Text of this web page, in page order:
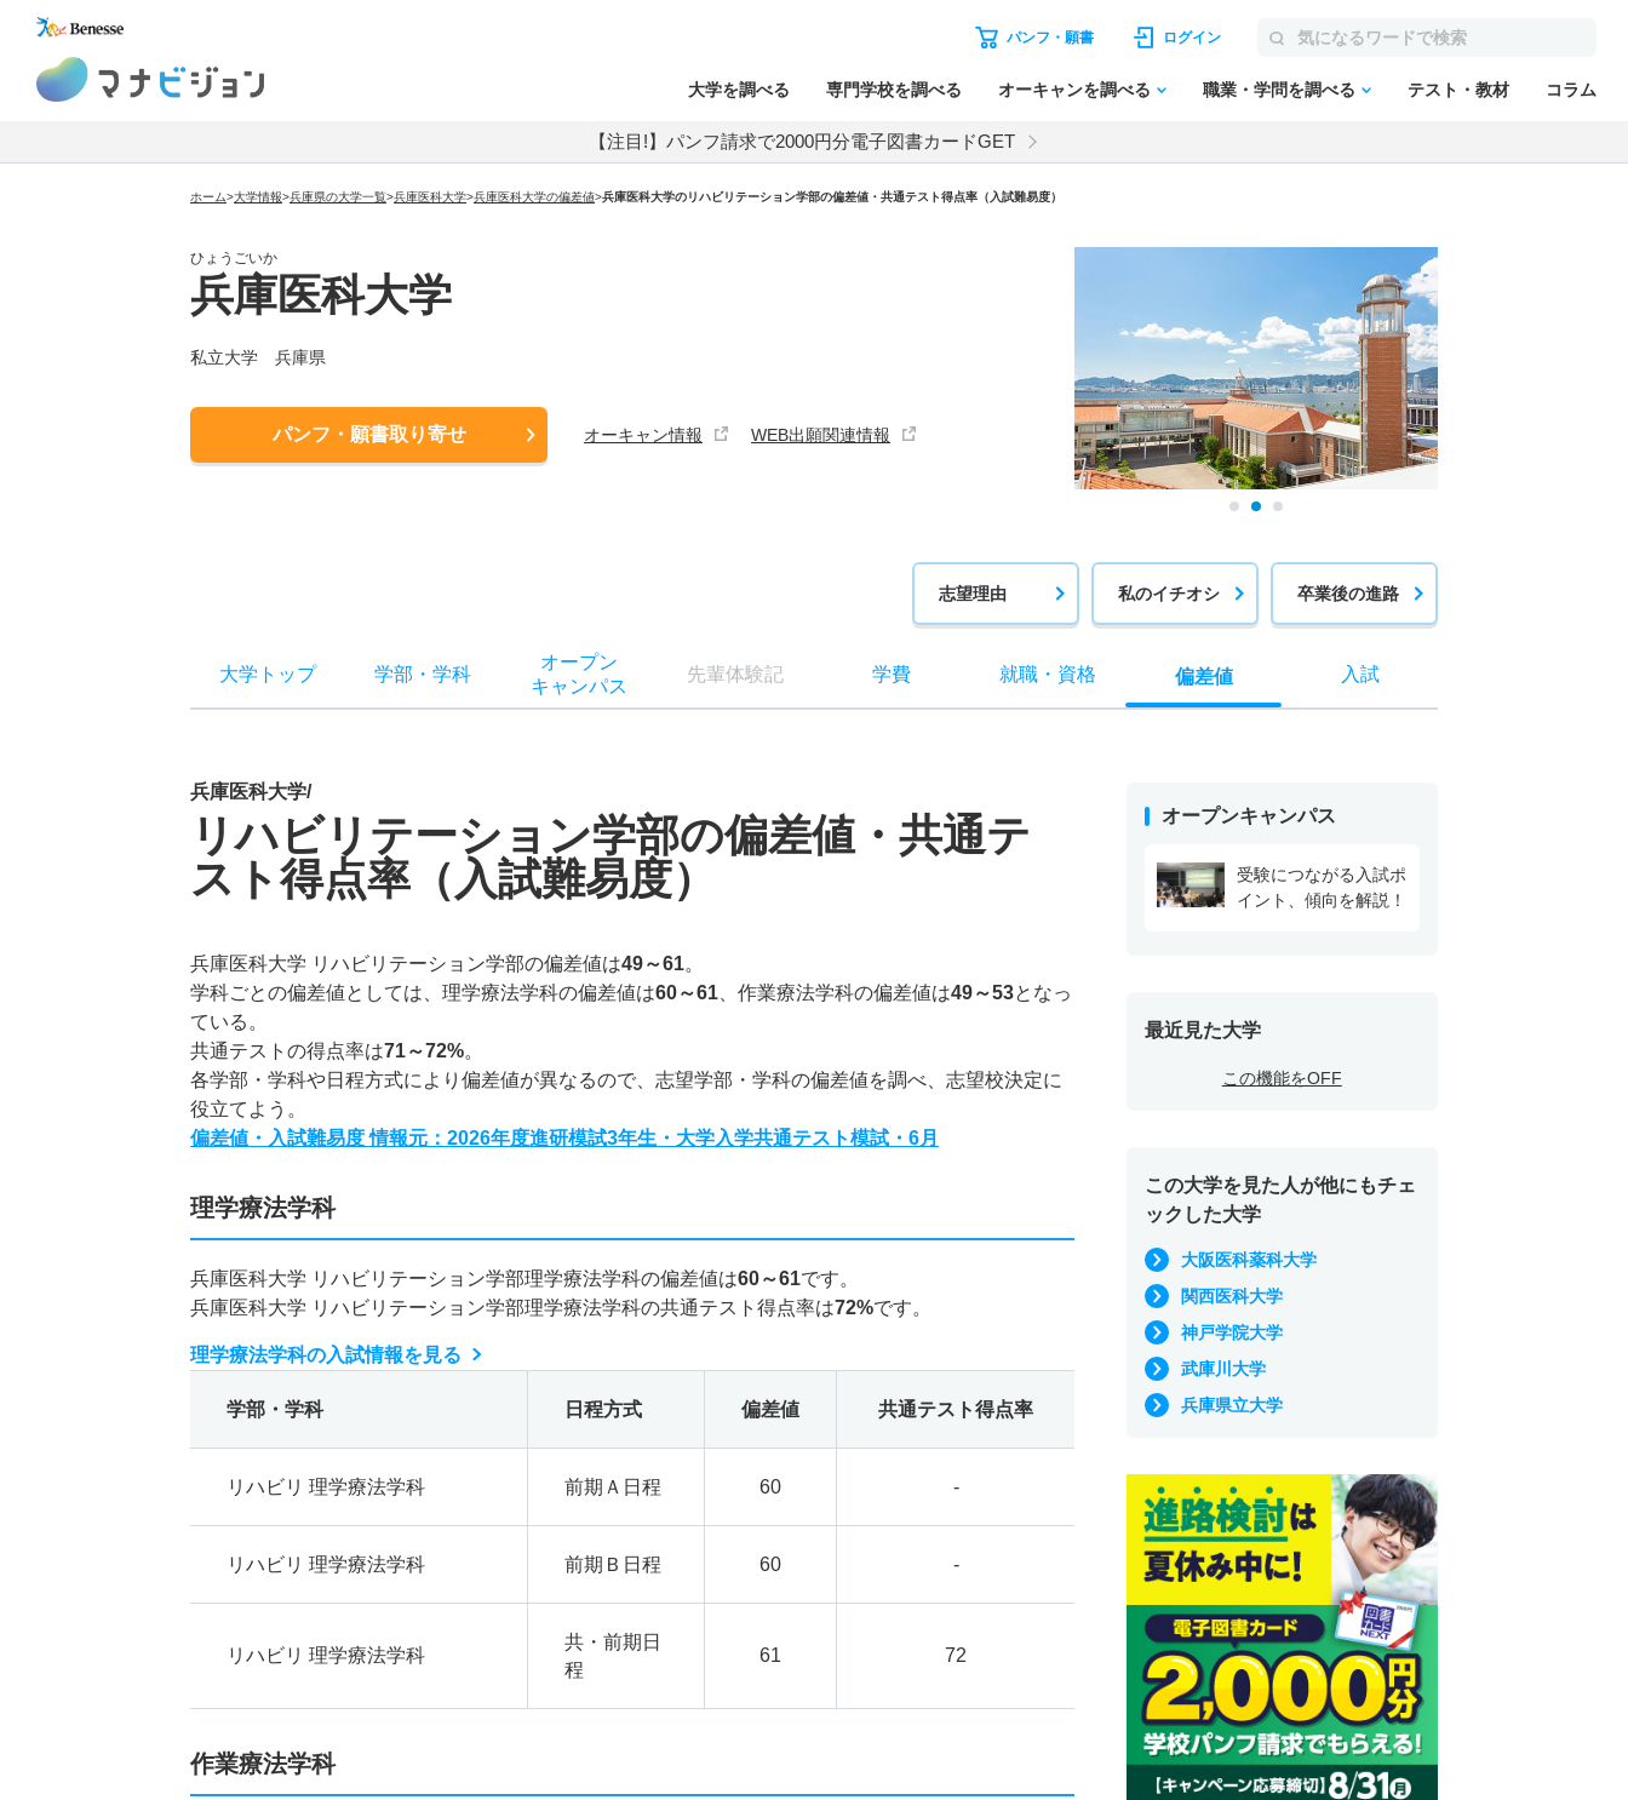
パンフ・願書 ログイン
大学を調べる 専門学校を調べる オーキャンを調べる 職業・学問を調べる テスト・教材 コラム
【注目!】パンフ請求で2000円分電子図書カードGET
ホーム>大学情報>兵庫県の大学一覧>兵庫医科大学>兵庫医科大学の偏差値>兵庫医科大学のリハビリテーション学部の偏差値・共通テスト得点率（入試難易度）
ひょうごいか
兵庫医科大学
私立大学 兵庫県
パンフ・願書取り寄せ オーキャン情報 WEB出願関連情報
志望理由 私のイチオシ 卒業後の進路
大学トップ 学部 ・ 学科
オープン
キャンパス
先輩体験記 学費 就職・ 資格 偏差値 入試
兵庫医科大学/
リハビリテーション学部の偏差値・共通テ
スト得点率（入試難易度）
兵庫医科大学 リハビリテーション学部の偏差値は49～61。
学科ごとの偏差値としては、理学療法学科の偏差値は60～61 、作業療法学科の偏差値は49～53となっ
ている。
共通テストの得点率は71～72%。
各学部・学科や日程方式により偏差値が異なるので、志望学部・学科の偏差値を調べ、志望校決定に
役立てよう。
偏差値・入試難易度 情報元：2026年度進研模試3年生・大学入学共通テスト模試・6月
理学療法学科
兵庫医科大学 リハビリテーション学部理学療法学科の偏差値は60～61です。
兵庫医科大学 リハビリテーション学部理学療法学科の共通テスト得点率は72%です。
理学療法学科の入試情報を見る
学部・学科 日程方式 偏差値 共通テスト得点率
リハビリ 理学療法学科 前期Ａ日程 60 -
リハビリ 理学療法学科 前期Ｂ日程 60 -
リハビリ 理学療法学科
共・前期日
程
61 72
作業療法学科
オープンキャンパス
受験につながる入試ポ
イント、傾向を解説！
最近見た大学
この機能をOFF
この大学を見た人が他にもチェ
ックした大学
大阪医科薬科大学
関西医科大学
神戸学院大学
武庫川大学
兵庫県立大学